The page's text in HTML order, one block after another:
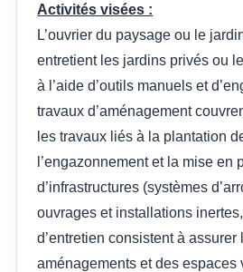
Activités visées :
L’ouvrier du paysage ou le
entretient les jardins privés ou
à l’aide d’outils manuels et
travaux d’aménagement
les travaux liés à la plantation
l’engazonnement et la mise en
d’infrastructures (systèmes
ouvrages et installations
d’entretien consistent à
aménagements et des espaces